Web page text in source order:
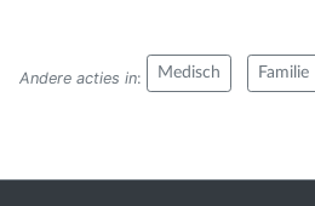
Andere acties in: Medisch Familie